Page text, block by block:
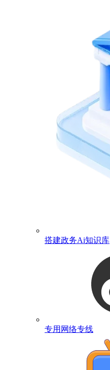
搭建政务Ai知识库
专用网络专线